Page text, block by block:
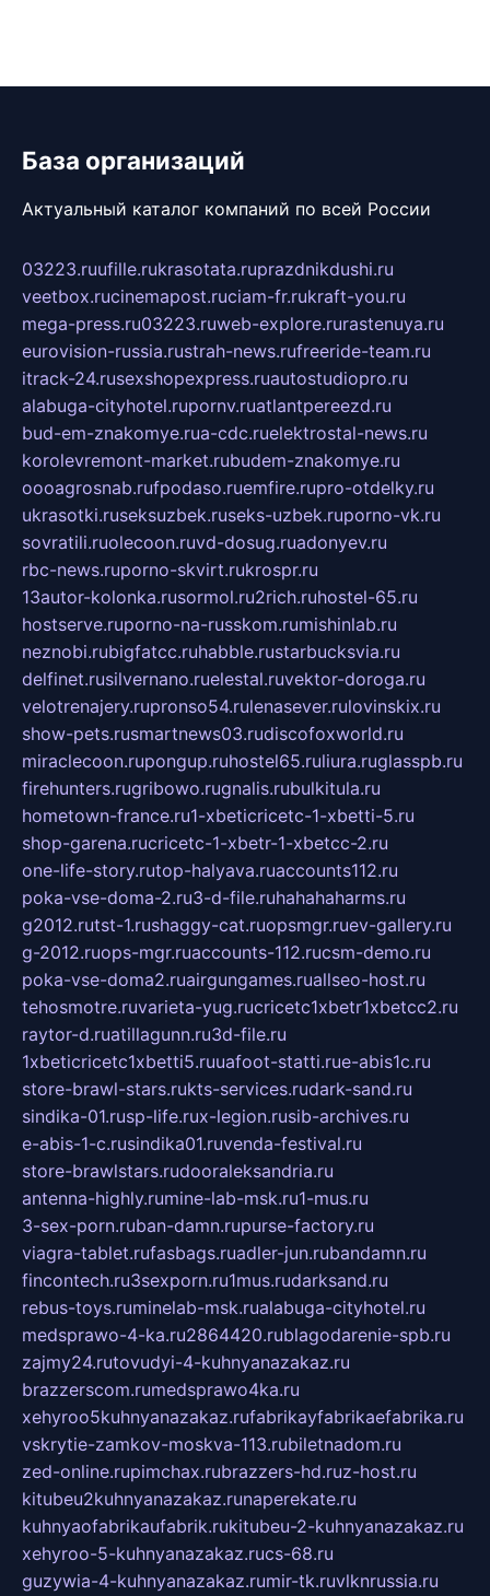
База организаций
Актуальный каталог компаний по всей России
03223.ruufille.rukrasotata.ruprazdnikdushi.ru
veetbox.rucinemapost.ruciam-fr.rukraft-you.ru
mega-press.ru03223.ruweb-explore.rurastenuya.ru
eurovision-russia.rustrah-news.rufreeride-team.ru
itrack-24.rusexshopexpress.ruautostudiopro.ru
alabuga-cityhotel.rupornv.ruatlantpereezd.ru
bud-em-znakomye.rua-cdc.ruelektrostal-news.ru
korolevremont-market.rubudem-znakomye.ru
oooagrosnab.rufpodaso.ruemfire.rupro-otdelky.ru
ukrasotki.ruseksuzbek.ruseks-uzbek.ruporno-vk.ru
sovratili.ruolecoon.ruvd-dosug.ruadonyev.ru
rbc-news.ruporno-skvirt.rukrospr.ru
13autor-kolonka.rusormol.ru2rich.ruhostel-65.ru
hostserve.ruporno-na-russkom.rumishinlab.ru
neznobi.rubigfatcc.ruhabble.rustarbucksvia.ru
delfinet.rusilvernano.ruelestal.ruvektor-doroga.ru
velotrenajery.rupronso54.rulenasever.rulovinskix.ru
show-pets.rusmartnews03.rudiscofoxworld.ru
miraclecoon.rupongup.ruhostel65.ruliura.ruglasspb.ru
firehunters.rugribowo.rugnalis.rubulkitula.ru
hometown-france.ru1-xbeticricetc-1-xbetti-5.ru
shop-garena.rucricetc-1-xbetr-1-xbetcc-2.ru
one-life-story.rutop-halyava.ruaccounts112.ru
poka-vse-doma-2.ru3-d-file.ruhahahaharms.ru
g2012.rutst-1.rushaggy-cat.ruopsmgr.ruev-gallery.ru
g-2012.ruops-mgr.ruaccounts-112.rucsm-demo.ru
poka-vse-doma2.ruairgungames.ruallseo-host.ru
tehosmotre.ruvarieta-yug.rucricetc1xbetr1xbetcc2.ru
raytor-d.ruatillagunn.ru3d-file.ru
1xbeticricetc1xbetti5.ruuafoot-statti.rue-abis1c.ru
store-brawl-stars.rukts-services.rudark-sand.ru
sindika-01.rusp-life.rux-legion.rusib-archives.ru
e-abis-1-c.rusindika01.ruvenda-festival.ru
store-brawlstars.rudooraleksandria.ru
antenna-highly.rumine-lab-msk.ru1-mus.ru
3-sex-porn.ruban-damn.rupurse-factory.ru
viagra-tablet.rufasbags.ruadler-jun.rubandamn.ru
fincontech.ru3sexporn.ru1mus.rudarksand.ru
rebus-toys.ruminelab-msk.rualabuga-cityhotel.ru
medsprawo-4-ka.ru2864420.rublagodarenie-spb.ru
zajmy24.rutovudyi-4-kuhnyanazakaz.ru
brazzerscom.rumedsprawo4ka.ru
xehyroo5kuhnyanazakaz.rufabrikayfabrikaefabrika.ru
vskrytie-zamkov-moskva-113.rubiletnadom.ru
zed-online.rupimchax.rubrazzers-hd.ruz-host.ru
kitubeu2kuhnyanazakaz.runaperekate.ru
kuhnyaofabrikaufabrik.rukitubeu-2-kuhnyanazakaz.ru
xehyroo-5-kuhnyanazakaz.rucs-68.ru
guzywia-4-kuhnyanazakaz.rumir-tk.ruvlknrussia.ru